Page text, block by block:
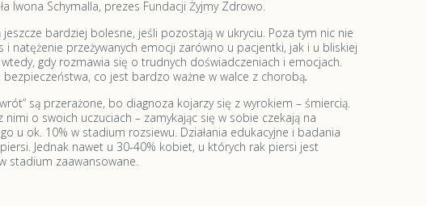
Iwona Schymalla, prezes Fundacji Żyjmy Zdrowo.
bardziej bolesne, jeśli pozostają w ukryciu. Poza tym nic nie
natężenie przeżywanych emocji zarówno u pacjentki, jak i u bliskiej
gdy rozmawia się o trudnych doświadczeniach i emocjach.
co jest bardzo ważne w walce z chorobą.
są przerażone, bo diagnoza kojarzy się z wyrokiem – śmiercią.
o swoich uczuciach – zamykając się w sobie czekają na
u ok. 10% w stadium rozsiewu. Działania edukacyjne i badania
Jednak nawet u 30-40% kobiet, u których rak piersi jest
stadium zaawansowane.